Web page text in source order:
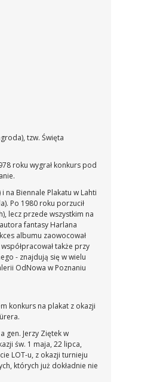
tzw. Święta
roku wygrał konkurs pod
na Biennale Plakatu w Lahti
Po 1980 roku porzucił
lecz przede wszystkim na
fantasy Harlana
albumu zaowocował
także przy
- znajdują się w wielu
OdNowa w Poznaniu
konkurs na plakat z okazji
gen. Jerzy Ziętek w
św. 1 maja, 22 lipca,
LOT-u, z okazji turnieju
których już dokładnie nie